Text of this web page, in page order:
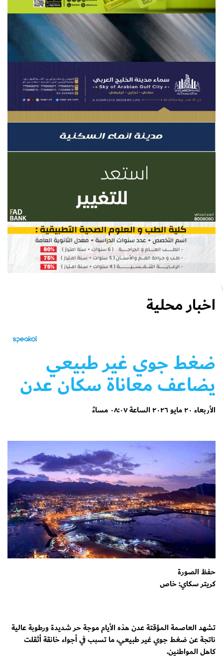
اخبار محلية
ضغط جوي غير طبيعي
يضاعف معاناة سكان عدن
الأربعاء ٢٠ مايو ٢٠٢٦ الساعة ٠٨:٠٧ مساءً
حفظ الصورة
كريتر سكاي: خاص
تشهد العاصمة المؤقتة عدن هذه الأيام موجة حر شديدة ورطوبة عالية
ناتجة عن ضغط جوي غير طبيعي، ما تسبب في أجواء خانقة أثقلت
كاهل المواطنين.